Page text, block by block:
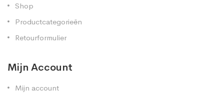
Shop
Productcategorieën
Retourformulier
Mijn Account
Mijn account